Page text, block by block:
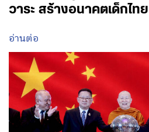
วาระ สร้างอนาคตเด็กไทย
อ่านต่อ